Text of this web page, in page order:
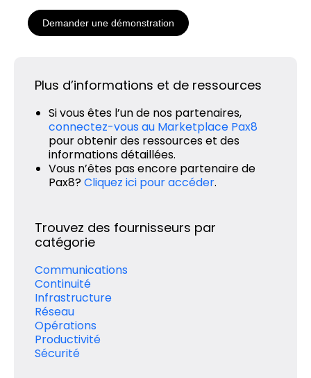
Demander une démonstration
Plus d’informations et de ressources
Si vous êtes l’un de nos partenaires,
connectez-vous au Marketplace Pax8
pour obtenir des ressources et des
informations détaillées.
Vous n’êtes pas encore partenaire de
Pax8?Cliquez ici pour accéder.
Trouvez des fournisseurs par
catégorie
Communications
Continuité
Infrastructure
Réseau
Opérations
Productivité
Sécurité